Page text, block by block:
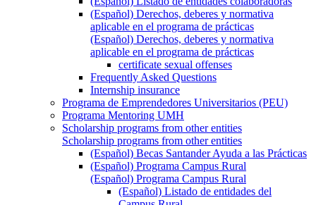
(Español) Derechos, deberes y normativa
aplicable en el programa de prácticas
(Español) Derechos, deberes y normativa
aplicable en el programa de prácticas
certificate sexual offenses
Frequently Asked Questions
Internship insurance
Programa de Emprendedores Universitarios (PEU)
Programa Mentoring UMH
Scholarship programs from other entities
Scholarship programs from other entities
(Español) Becas Santander Ayuda a las Prácticas
(Español) Programa Campus Rural
(Español) Programa Campus Rural
(Español) Listado de entidades del